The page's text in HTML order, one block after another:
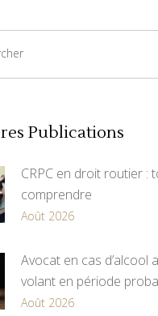
Publications
CRPC en droit routier :
comprendre
Août 2026
Avocat en cas d’alcool
volant en période
Août 2026